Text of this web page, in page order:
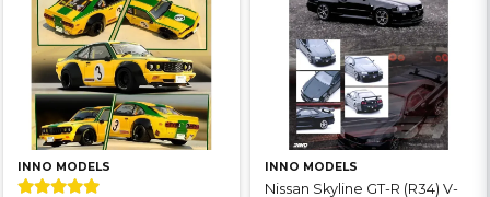
INNO MODELS INNO MODELS
Nissan Skyline GT-R (R34) V-